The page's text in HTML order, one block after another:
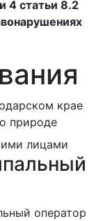
4 статьи 8.2
крае
природе
лицами
оператор